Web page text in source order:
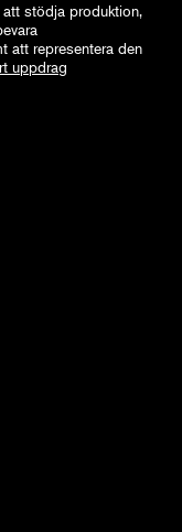
stödja produktion,
att representera den
uppdrag